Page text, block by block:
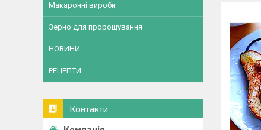
Макаронні вироби
Зерно для пророщування
НОВИНИ
РЕЦЕПТИ
Контакти